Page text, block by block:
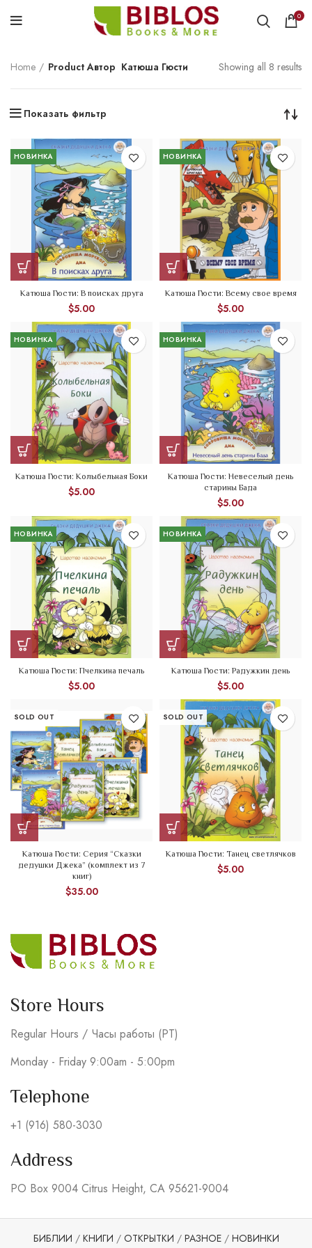
0
Home Product Автор Катюша Гюсти Showing all 8 results
Показать фильтр
НОВИНКА
Катюша Гюсти: В поисках друга
$5.00
НОВИНКА
Катюша Гюсти: Всему свое время
$5.00
НОВИНКА
Катюша Гюсти: Колыбельная Боки
$5.00
НОВИНКА
Катюша Гюсти: Невеселый день
старины Бада
$5.00
НОВИНКА
Катюша Гюсти: Пчелкина печаль
$5.00
НОВИНКА
Катюша Гюсти: Радужкин день
$5.00
SOLD OUT
Катюша Гюсти: Серия “Сказки
дедушки Джека” (комплект из 7
книг)
$35.00
SOLD OUT
Катюша Гюсти: Танец светлячков
$5.00
Store Hours
Regular Hours / Часы работы (PT)
Monday - Friday 9:00am - 5:00pm
Telephone
+1 (916) 580-3030
Address
PO Box 9004 Citrus Height, CA 95621-9004
БИБЛИИ / КНИГИ / ОТКРЫТКИ / РАЗНОЕ/ НОВИНКИ